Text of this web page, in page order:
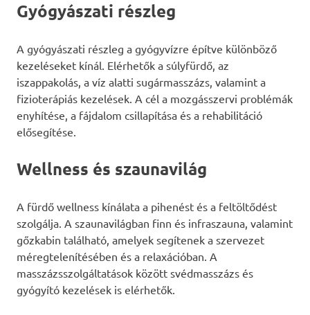
Gyógyászati részleg
A gyógyászati részleg a gyógyvízre építve különböző
kezeléseket kínál. Elérhetők a súlyfürdő, az
iszappakolás, a víz alatti sugármasszázs, valamint a
fizioterápiás kezelések. A cél a mozgásszervi problémák
enyhítése, a fájdalom csillapítása és a rehabilitáció
elősegítése.
Wellness és szaunavilág
A fürdő wellness kínálata a pihenést és a feltöltődést
szolgálja. A szaunavilágban finn és infraszauna, valamint
gőzkabin található, amelyek segítenek a szervezet
méregtelenítésében és a relaxációban. A
masszázsszolgáltatások között svédmasszázs és
gyógyító kezelések is elérhetők.